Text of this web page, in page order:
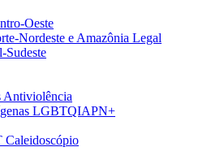
Oeste
Nordeste e Amazônia Legal
Sudeste
Antiviolência
LGBTQIAPN+